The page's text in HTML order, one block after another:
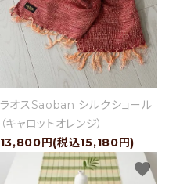
ラオスSaoban シルクショール
（キャロットオレンジ）
13,800円(税込15,180円)
favorite